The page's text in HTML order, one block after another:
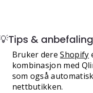
&
Bruker dereShopify
kombinasjon med
som også
nettbutikken.